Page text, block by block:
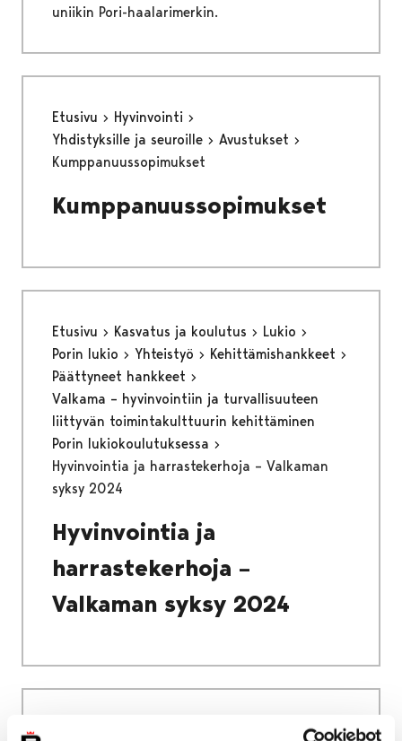
uniikin Pori-haalarimerkin.
Etusivu
Hyvinvointi
Yhdistyksille ja seuroille
Avustukset
Kumppanuussopimukset
Kumppanuussopimukset
Etusivu Kasvatus ja koulutus
Lukio
Porin lukio
Yhteistyö
Kehittämishankkeet
Päättyneet hankkeet
Valkama – hyvinvointiin ja turvallisuuteen
liittyvän toimintakulttuurin kehittäminen
Porin lukiokoulutuksessa
Hyvinvointia ja harrastekerhoja – Valkaman
syksy 2024
Hyvinvointia ja
harrastekerhoja –
Valkaman syksy 2024